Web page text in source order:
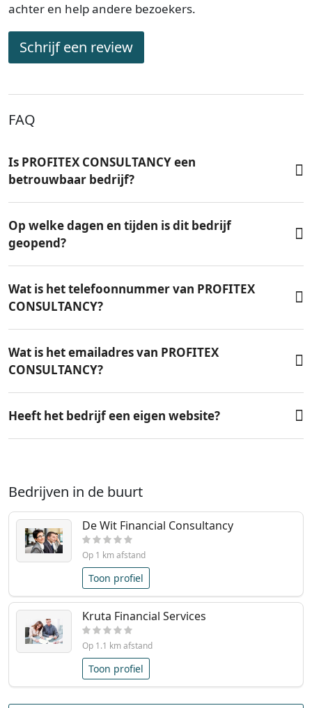
achter en help andere bezoekers.
Schrijf een review
FAQ
Is PROFITEX CONSULTANCY een
betrouwbaar bedrijf?
Op welke dagen en tijden is dit bedrijf
geopend?
Wat is het telefoonnummer van PROFITEX
CONSULTANCY?
Wat is het emailadres van PROFITEX
CONSULTANCY?
Heeft het bedrijf een eigen website?
Bedrijven in de buurt
De Wit Financial Consultancy
Op 1 km afstand
Toon profiel
Kruta Financial Services
Op 1.1 km afstand
Toon profiel